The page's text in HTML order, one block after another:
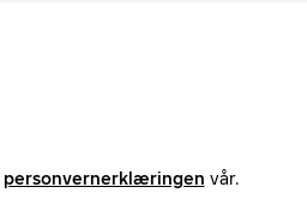
personvernerklæringen vår.